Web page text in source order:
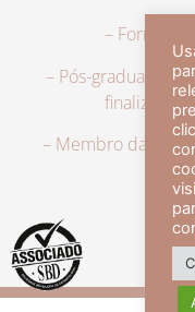
–
– Pós-graduação
finalizado
– Membro da
com